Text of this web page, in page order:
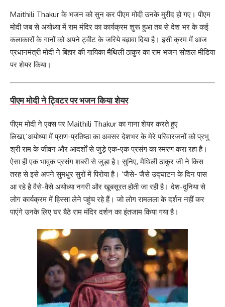
Maithili Thakur के भजन को सुन कर पीएम मोदी उनके मुरीद हो गए। पीएम
मोदी जब से अयोध्या में राम मंदिर का कार्यक्रम शुरू हुआ तब से देश भर के कई
कलाकारों के गानों को अपने ट्वीट के जरिये बढ़ावा दिया है। इसी क्रम में आज
प्रधानमंत्री मोदी ने बिहार की गायिका मैथिली ठाकुर का राम भजन सोशल मीडिया
पर शेयर किया।
पीएम मोदी ने ट्विटर पर भजन किया शेयर
पीएम मोदी ने एक्स पर Maithili Thakur का गाना शेयर करते हुए
लिखा,‘अयोध्या में प्राण-प्रतिष्ठा का अवसर देशभर के मेरे परिवारजनों को प्रभु
श्री राम के जीवन और आदर्शों से जुड़े एक-एक प्रसंग का स्मरण करा रहा है।
ऐसा ही एक भावुक प्रसंग शबरी से जुड़ा है। सुनिए, मैथिली ठाकुर जी ने किस
तरह से इसे अपने सुमधुर सुरों में पिरोया है। ‘जैसे- जैसे उद्घाटन के दिन पास
आ रहे है वैसे-वैसे अयोध्या नगरी और खूबसूरत होती जा रही है। देश-दुनिया से
लोग कार्यक्रम में हिस्सा लेने पहुंच रहे हैं। जो लोग रामलला के दर्शन नहीं कर
पाएंगे उनके लिए घर बैठे राम मंदिर दर्शन का इंतजाम किया गया है।